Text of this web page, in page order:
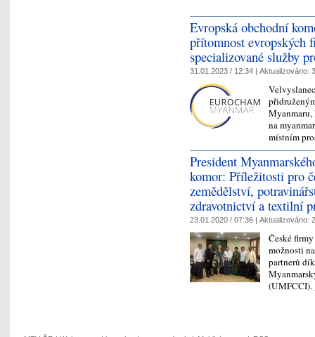
Evropská obchodní
přítomnost evropských
specializované služby
31.01.2023 / 12:34 | Aktualizováno:
Myanmaru,
na
místním
President
komor: Příležitosti pro
zemědělství,
zdravotnictví a textilní
23.01.2020 / 07:36 | Aktualizováno:
České
možnosti
partnerů
(UMFCCI).